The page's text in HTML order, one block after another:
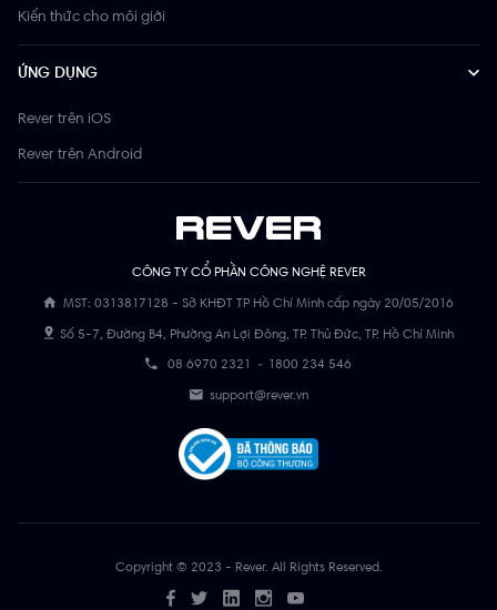
CÔNG TY CỔ PHẦN CÔNG NGHỆ REVER
MST: 0313817128 - Sở KHĐT TP Hồ Chí Minh cấp ngày 20/05/2016
Số 5-7, Đường B4, Phường An Lợi Đông, TP. Thủ Đức, TP. Hồ Chí Minh
08 6970 2321 - 1800 234 546
support@rever.vn
Kiến thức cho môi giới
ỨNG DỤNG
Rever trên iOS
Rever trên Android
Copyright © 2023 - Rever. All Rights Reserved.